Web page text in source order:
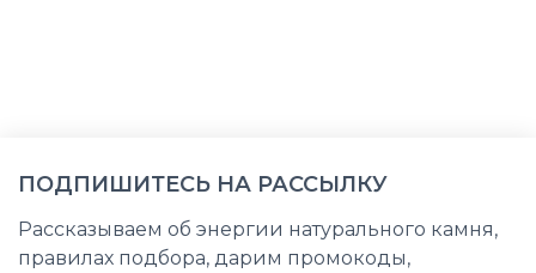
ПОДПИШИТЕСЬ НА РАССЫЛКУ
Рассказываем об энергии натурального камня,
правилах подбора, дарим промокоды,